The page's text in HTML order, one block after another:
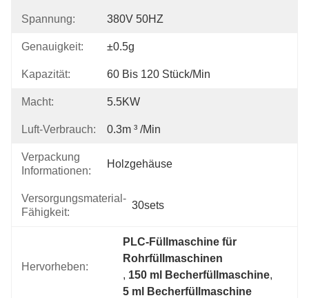
Spannung: 380V 50HZ
Genauigkeit: ±0.5g
Kapazität: 60 Bis 120 Stück/min
Macht: 5.5KW
Luft-Verbrauch: 0.3m ³ /min
Verpackung
Informationen:
Holzgehäuse
Versorgungsmaterial-
Fähigkeit:
30sets
Hervorheben:
PLC-Füllmaschine für
Rohrfüllmaschinen
, 150 ml Becherfüllmaschine,
5 ml Becherfüllmaschine